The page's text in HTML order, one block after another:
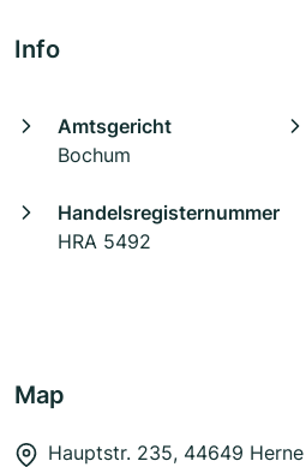
Info
Amtsgericht
Bochum
Handelsregisternummer
HRA 5492
Map
Hauptstr. 235, 44649 Herne